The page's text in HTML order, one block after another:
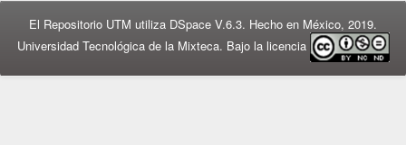
El Repositorio UTM utiliza DSpace V.6.3. Hecho en México, 2019.
Universidad Tecnológica de la Mixteca. Bajo la licencia